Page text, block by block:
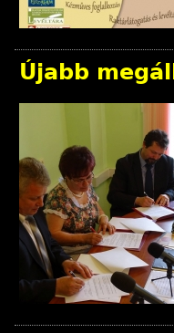
Újabb